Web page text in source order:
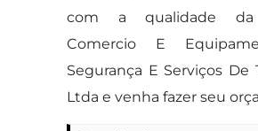
com a qualidade da
Comercio E
Segurança E Serviços De
Ltda e venha fazer seu